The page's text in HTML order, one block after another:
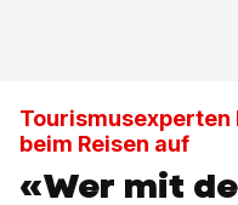
beim Reisen auf
«Wer mit